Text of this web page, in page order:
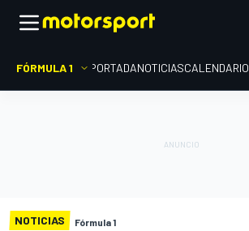
FÓRMULA 1 PORTADANOTICIASCALENDARIO
NOTICIAS Fórmula 1